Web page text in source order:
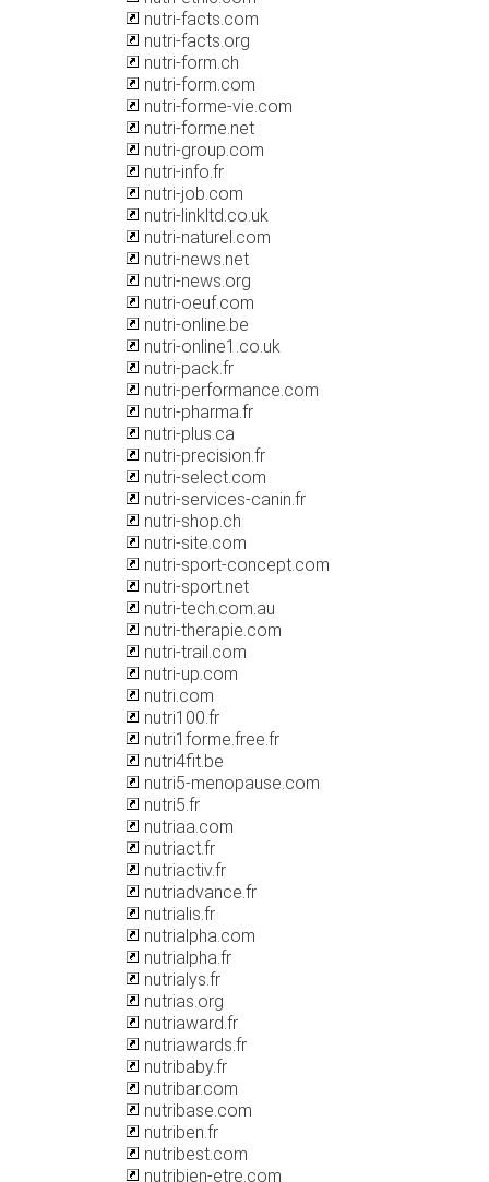
nutri-facts.com
nutri-facts.org
nutri-form.ch
nutri-form.com
nutri-forme-vie.com
nutri-forme.net
nutri-group.com
nutri-info.fr
nutri-job.com
nutri-linkltd.co.uk
nutri-naturel.com
nutri-news.net
nutri-news.org
nutri-oeuf.com
nutri-online.be
nutri-online1.co.uk
nutri-pack.fr
nutri-performance.com
nutri-pharma.fr
nutri-plus.ca
nutri-precision.fr
nutri-select.com
nutri-services-canin.fr
nutri-shop.ch
nutri-site.com
nutri-sport-concept.com
nutri-sport.net
nutri-tech.com.au
nutri-therapie.com
nutri-trail.com
nutri-up.com
nutri.com
nutri100.fr
nutri1forme.free.fr
nutri4fit.be
nutri5-menopause.com
nutri5.fr
nutriaa.com
nutriact.fr
nutriactiv.fr
nutriadvance.fr
nutrialis.fr
nutrialpha.com
nutrialpha.fr
nutrialys.fr
nutrias.org
nutriaward.fr
nutriawards.fr
nutribaby.fr
nutribar.com
nutribase.com
nutriben.fr
nutribest.com
nutribien-etre.com